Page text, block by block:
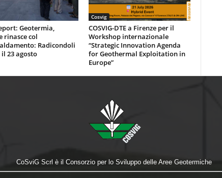
Geotermia,
rinasce col
Radicondoli
23 agosto
Cosvig
COSVIG-DTE a Firenze per il
Workshop internazionale
“Strategic Innovation Agenda
for Geothermal Exploitation in
Europe”
CoSviG Scrl è il Consorzio per lo Sviluppo delle Aree Geotermiche